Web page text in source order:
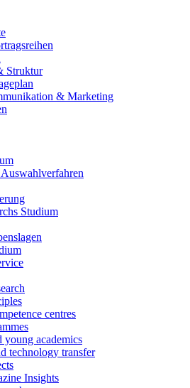
Struktur
& Marketing
Studium
centres
young academics
technology transfer
Insights